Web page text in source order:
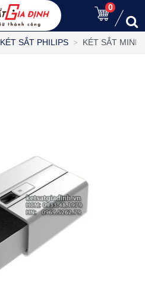
0
KÉT SẮT PHILIPS KÉT SẮT MINI